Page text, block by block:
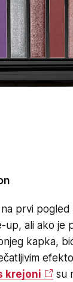
prvi
up, ali ako je
kapka,
krejoni
su